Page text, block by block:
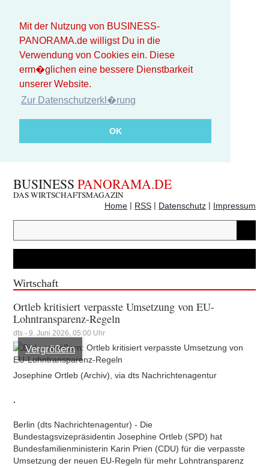
Mit der Nutzung von BUSINESS-
PANORAMA.de willigst Du in die
Verwendung von Cookies ein. Diese
erm�glichen eine bessere Dienstbarkeit
unserer Website.
Zur Datenschutzerkl�rung
OK
BUSINESS PANORAMA.DE
DAS WIRTSCHAFTSMAGAZIN
Home | RSS | Datenschutz | Impressum
Wirtschaft
Ortleb kritisiert verpasste Umsetzung von EU-
Lohntransparenz-Regeln
dts - 9. Juni 2026, 05:00 Uhr
Vergrößern
Josephine Ortleb (Archiv), via dts Nachrichtenagentur
.
Berlin (dts Nachrichtenagentur) - Die
Bundestagsvizepräsidentin Josephine Ortleb (SPD) hat
Bundesfamilienministerin Karin Prien (CDU) für die verpasste
Umsetzung der neuen EU-Regeln für mehr Lohntransparenz